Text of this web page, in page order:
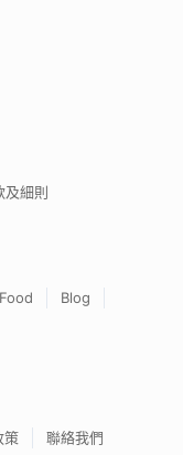
及細則
Food
Blog
策 聯絡我們